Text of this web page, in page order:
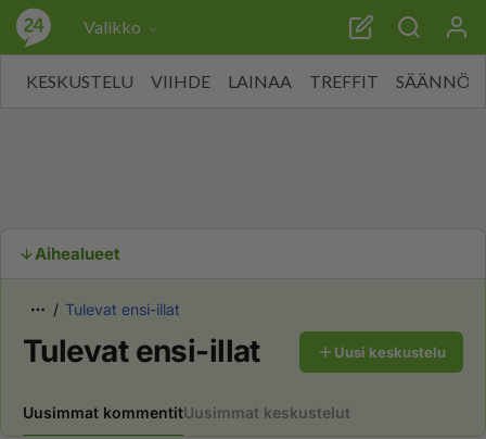
Valikko
KESKUSTELU VIIHDE LAINAA TREFFIT SÄÄNNÖT
Aihealueet
Tulevat ensi-illat
Tulevat ensi-illat Uusi keskustelu
Uusimmat kommentitUusimmat keskustelut